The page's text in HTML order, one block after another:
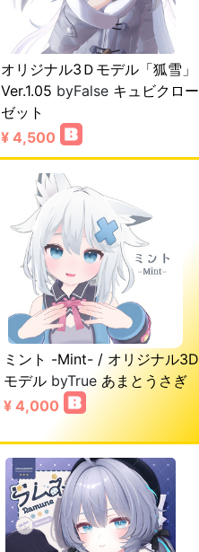
オリジナル3Ｄモデル「狐雪」
Ver.1.05 byFalse キュビクロー
ゼット
¥ 4,500
ミント -Mint- / オリジナル3D
モデル byTrue あまとうさぎ
¥ 4,000